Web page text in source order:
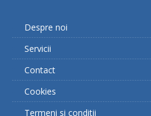
Despre noi
Servicii
Contact
Cookies
Termeni si conditii